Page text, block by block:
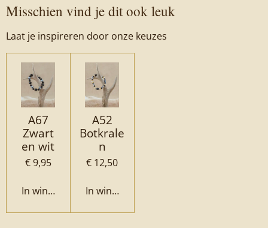
Misschien vind je dit ook leuk
Laat je inspireren door onze keuzes
A67
Zwart
en wit
€ 9,95
In winkelwagen
A52
Botkrale
n
€ 12,50
In winkelwagen